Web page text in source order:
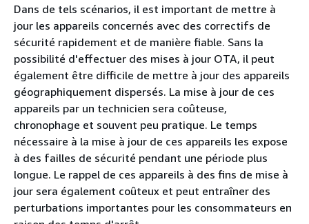
Dans de tels scénarios, il est important de mettre à
jour les appareils concernés avec des correctifs de
sécurité rapidement et de manière fiable. Sans la
possibilité d'effectuer des mises à jour OTA, il peut
également être difficile de mettre à jour des appareils
géographiquement dispersés. La mise à jour de ces
appareils par un technicien sera coûteuse,
chronophage et souvent peu pratique. Le temps
nécessaire à la mise à jour de ces appareils les expose
à des failles de sécurité pendant une période plus
longue. Le rappel de ces appareils à des fins de mise à
jour sera également coûteux et peut entraîner des
perturbations importantes pour les consommateurs en